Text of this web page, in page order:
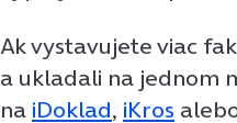
Ak vystavujete viac
a ukladali na jednom
na iDoklad, iKros